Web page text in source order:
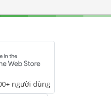
người dùng